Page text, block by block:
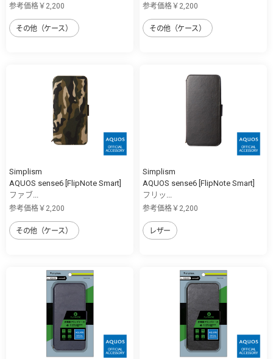
参考価格￥2,200
その他（ケース）
参考価格￥2,200
その他（ケース）
Simplism
AQUOS sense6 [FlipNote Smart]
ファブ...
参考価格￥2,200
その他（ケース）
Simplism
AQUOS sense6 [FlipNote Smart]
フリッ...
参考価格￥2,200
レザー